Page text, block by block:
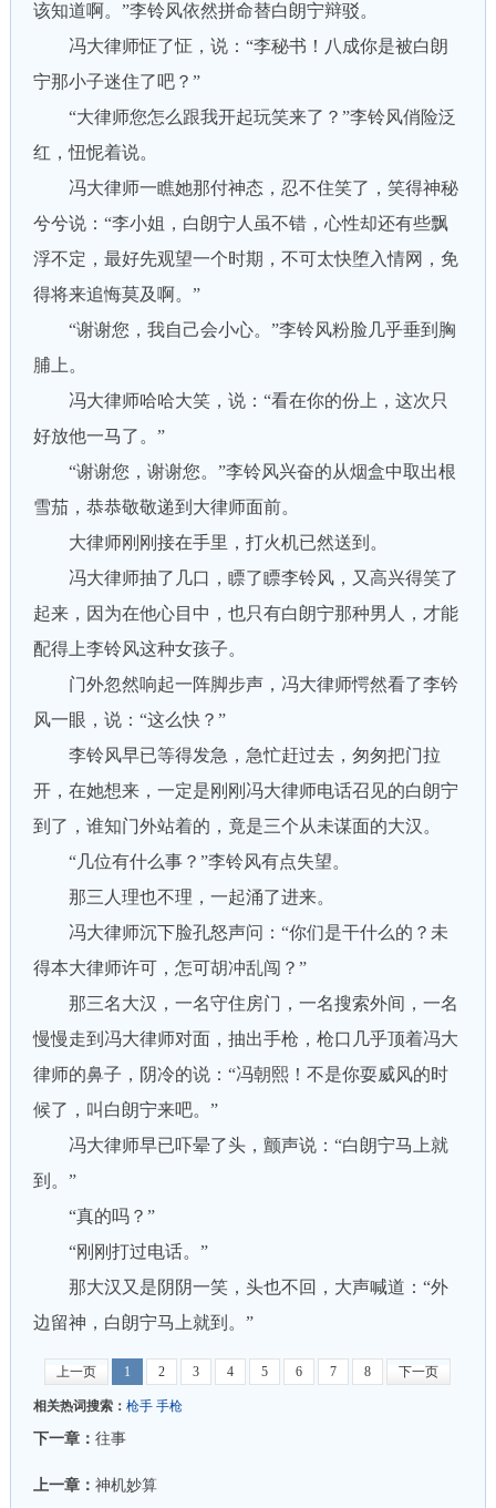
该知道啊。”李铃风依然拼命替白朗宁辩驳。
冯大律师怔了怔，说：“李秘书！八成你是被白朗
宁那小子迷住了吧？”
“大律师您怎么跟我开起玩笑来了？”李铃风俏险泛
红，忸怩着说。
冯大律师一瞧她那付神态，忍不住笑了，笑得神秘
兮兮说：“李小姐，白朗宁人虽不错，心性却还有些飘
浮不定，最好先观望一个时期，不可太快堕入情网，免
得将来追悔莫及啊。”
“谢谢您，我自己会小心。”李铃风粉脸几乎垂到胸
脯上。
冯大律师哈哈大笑，说：“看在你的份上，这次只
好放他一马了。”
“谢谢您，谢谢您。”李铃风兴奋的从烟盒中取出根
雪茄，恭恭敬敬递到大律师面前。
大律师刚刚接在手里，打火机已然送到。
冯大律师抽了几口，瞟了瞟李铃风，又高兴得笑了
起来，因为在他心目中，也只有白朗宁那种男人，才能
配得上李铃风这种女孩子。
门外忽然响起一阵脚步声，冯大律师愕然看了李钤
风一眼，说：“这么快？”
李铃风早已等得发急，急忙赶过去，匆匆把门拉
开，在她想来，一定是刚刚冯大律师电话召见的白朗宁
到了，谁知门外站着的，竟是三个从未谋面的大汉。
“几位有什么事？”李铃风有点失望。
那三人理也不理，一起涌了进来。
冯大律师沉下脸孔怒声问：“你们是干什么的？未
得本大律师许可，怎可胡冲乱闯？”
那三名大汉，一名守住房门，一名搜索外间，一名
慢慢走到冯大律师对面，抽出手枪，枪口几乎顶着冯大
律师的鼻子，阴冷的说：“冯朝熙！不是你耍威风的时
候了，叫白朗宁来吧。”
冯大律师早已吓晕了头，颤声说：“白朗宁马上就
到。”
“真的吗？”
“刚刚打过电话。”
那大汉又是阴阴一笑，头也不回，大声喊道：“外
边留神，白朗宁马上就到。”
上一页 1 2 3 4 5 6 7 8 下一页
相关热词搜索： 枪手 手枪
下一章： 往事
上一章： 神机妙算